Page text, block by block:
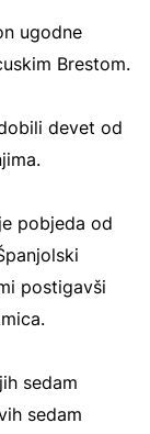
ugodne
Brestom.
devet od
pobjeda od
postigavši
sedam
sedam